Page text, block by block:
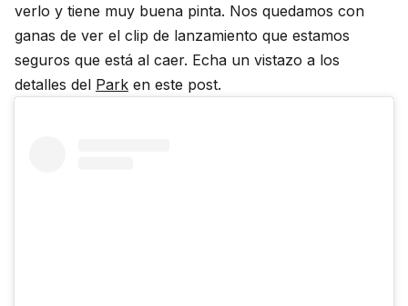
verlo y tiene muy buena pinta. Nos quedamos con
ganas de ver el clip de lanzamiento que estamos
seguros que está al caer. Echa un vistazo a los
detalles del Park en este post.